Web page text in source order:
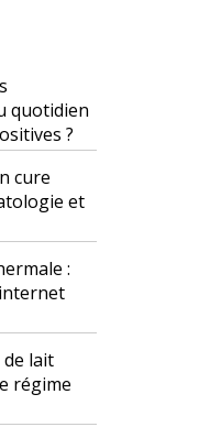
quotidien
?
cure
et
:
lait
régime